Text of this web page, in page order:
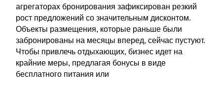
агрегаторах бронирования зафиксирован резкий
рост предложений со значительным дисконтом.
Объекты размещения, которые раньше были
забронированы на месяцы вперед, сейчас пустуют.
Чтобы привлечь отдыхающих, бизнес идет на
крайние меры, предлагая бонусы в виде
бесплатного питания или